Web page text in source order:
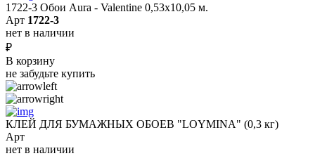
1722-3 Обои Aura - Valentine 0,53х10,05 м.
Арт 1722-3
нет в наличии
₽
В корзину
не забудьте купить
КЛЕЙ ДЛЯ БУМАЖНЫХ ОБОЕВ "LOYMINA" (0,3 кг)
Арт
нет в наличии